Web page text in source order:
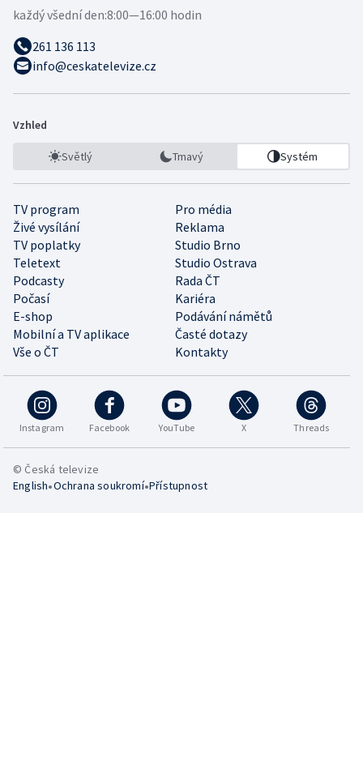
každý všední den:8:00—16:00 hodin
261 136 113
info@ceskatelevize.cz
Vzhled
Světlý Tmavý Systém
TV program
Pro média
Živé vysílání
Reklama
TV poplatky
Studio Brno
Teletext
Studio Ostrava
Podcasty
Rada ČT
Počasí
Kariéra
E-shop
Podávání námětů
Mobilní a TV aplikace
Časté dotazy
Vše o ČT
Kontakty
Instagram Facebook YouTube X Threads
© Česká televize
English•Ochrana soukromí•Přístupnost